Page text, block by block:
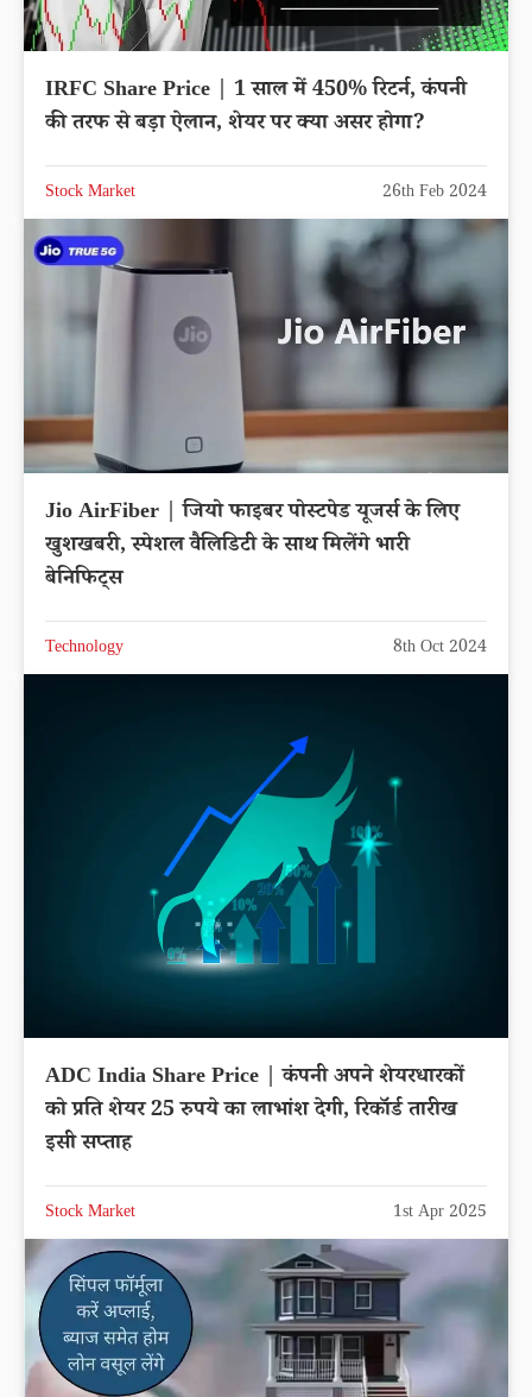
IRFC Share Price | 1 साल में 450% रिटर्न, कंपनी
की तरफ से बड़ा ऐलान, शेयर पर क्या असर होगा?
Stock Market 26th Feb 2024
Jio AirFiber | जियो फाइबर पोस्टपेड यूजर्स के लिए
खुशखबरी, स्पेशल वैलिडिटी के साथ मिलेंगे भारी
बेनिफिट्स
Technology 8th Oct 2024
ADC India Share Price | कंपनी अपने शेयरधारकों
को प्रति शेयर 25 रुपये का लाभांश देगी, रिकॉर्ड तारीख
इसी सप्ताह
Stock Market 1st Apr 2025